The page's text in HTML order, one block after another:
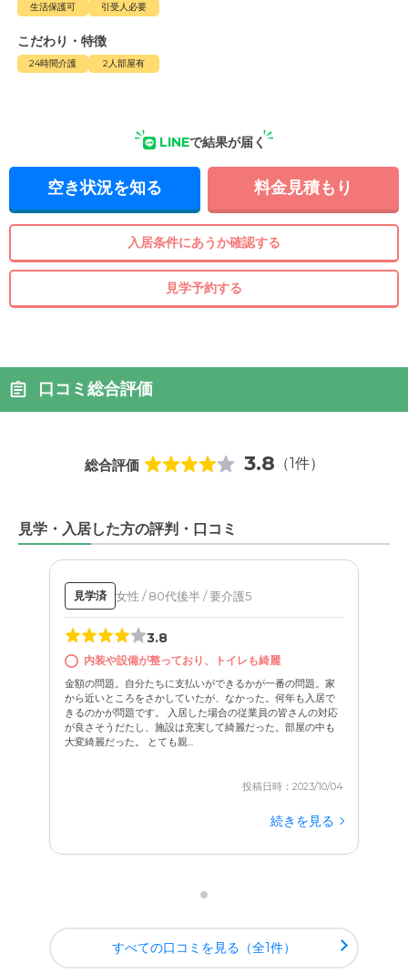
生活保護可
引受人必要
こだわり・特徴
24時間介護 2人部屋有
LINEで結果が届く
空き状況を知る 料金見積もり
入居条件にあうか確認する
見学予約する
口コミ総合評価
総合評価 3.8 （1件）
見学・入居した方の評判・口コミ
見学済 女性 / 80代後半 / 要介護5
3.8
内装や設備が整っており、トイレも綺麗
金額の問題。自分たちに支払いができるかが一番の問題。家
から近いところをさかしていたが、なかった。何年も入居で
きるのかが問題です。 入居した場合の従業員の皆さんの対応
が良さそうだたし、施設は充実して綺麗だった。部屋の中も
大変綺麗だった。 とても親...
投稿日時：2023/10/04
続きを見る
すべての口コミを見る（全1件）